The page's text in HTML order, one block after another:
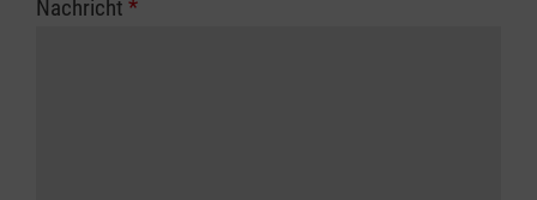
Nachricht *